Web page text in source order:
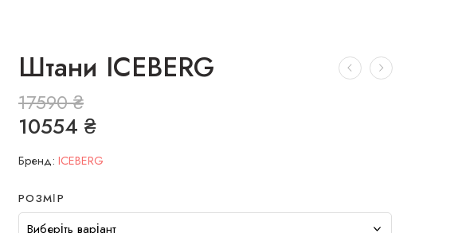
Штани ICEBERG
17590₴
10554 ₴
Бренд: ICEBERG
РОЗМІР